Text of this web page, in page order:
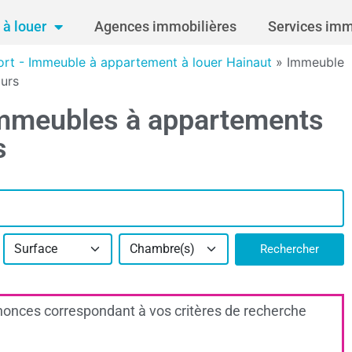
louer Agences immobilières Services
- Immeuble à appartement à louer Hainaut » Immeuble
à appartements
Surface Chambre(s) Rechercher
correspondant à vos critères de recherche